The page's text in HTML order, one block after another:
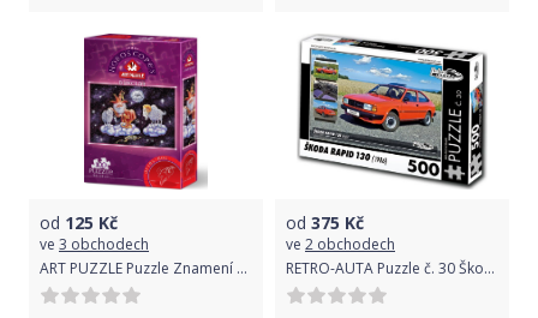
od 125 Kč
ve 3 obchodech
ART PUZZLE Puzzle Znamení zvěrokruhu: Beran 100 dílků
od 375 Kč
ve 2 obchodech
RETRO-AUTA Puzzle č. 30 Škoda Rapid 130 (1986) 500 dílků